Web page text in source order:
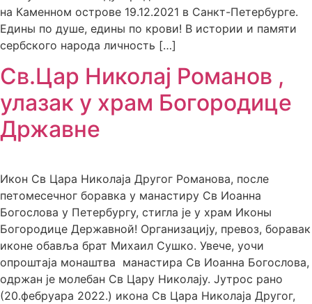
на Каменном острове 19.12.2021 в Санкт-Петербурге.
Едины по душе, едины по крови! В истории и памяти
сербского народа личность […]
Св.Цар Николај Романов ,
улазак у храм Богородице
Државне
Икон Св Цара Николаја Другог Романова, после
петомесечног боравка у манастиру Св Иоанна
Богослова у Петербургу, стигла је у храм Иконы
Богородице Державной! Организацију, превоз, боравак
иконе обавља брат Михаил Сушко. Увече, уочи
опроштаја монаштва манастира Св Иоанна Богослова,
одржан је молебан Св Цару Николају. Јутрос рано
(20.фебруара 2022.) икона Св Цара Николаја Другог,